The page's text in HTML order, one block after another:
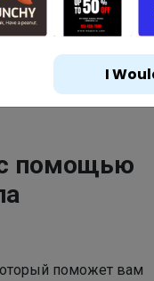
помощью
поможет вам
I